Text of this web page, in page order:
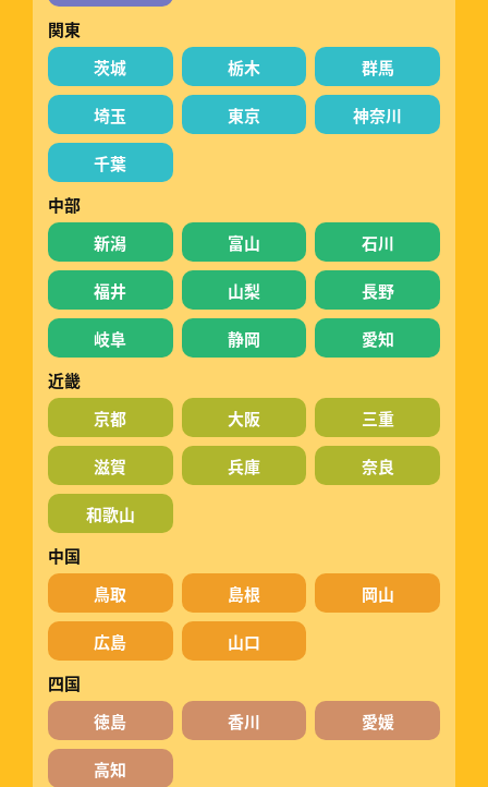
関東
茨城
栃木 群馬
埼玉 東京 神奈川
千葉
中部
新潟
富山 石川
福井 山梨 長野
岐阜 静岡
愛知
近畿
京都
大阪 三重
滋賀 兵庫 奈良
和歌山
中国
鳥取
島根 岡山
広島
山口
四国
徳島
香川 愛媛
高知